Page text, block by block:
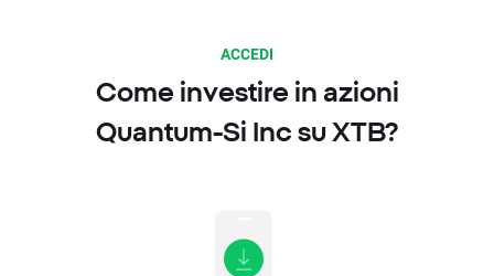
ACCEDI
Come investire in azioni
Quantum-Si Inc su XTB?